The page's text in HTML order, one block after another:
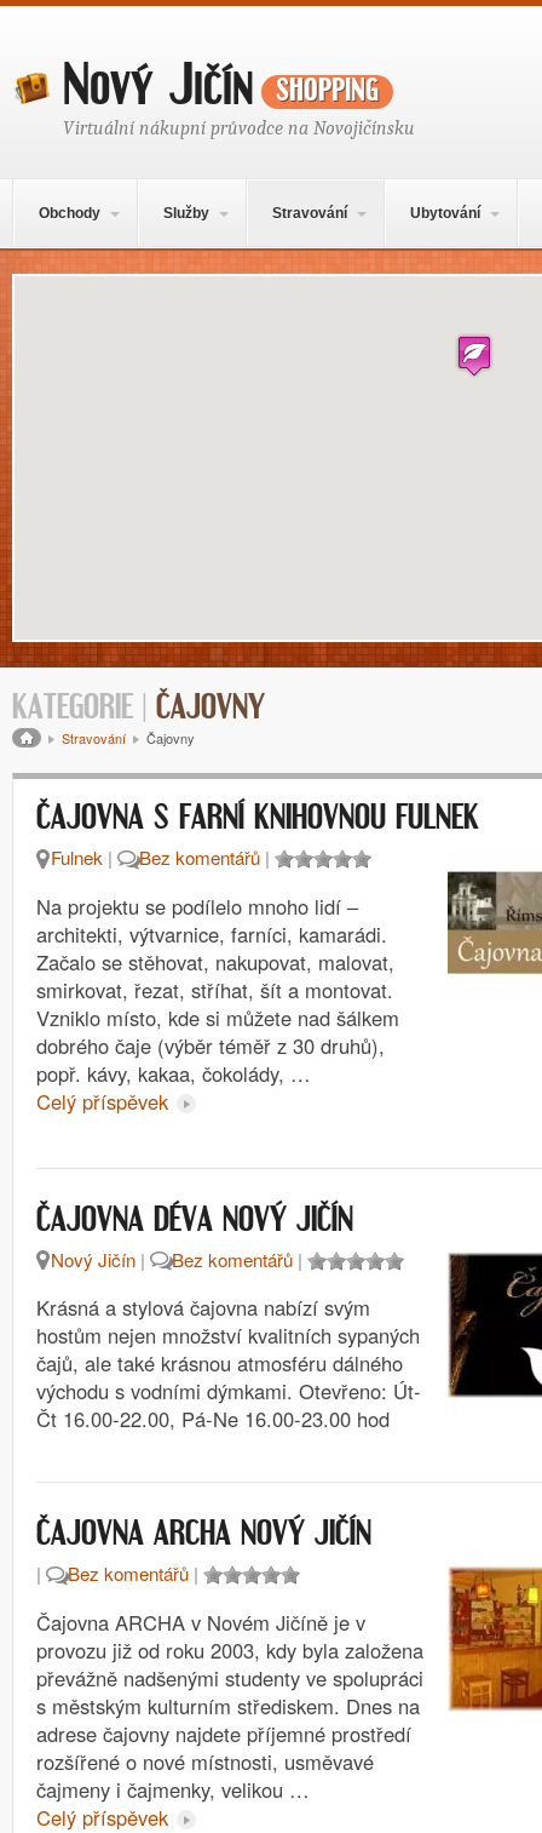
Nový Jičínshopping
Virtuální nákupní průvodce na Novojičínsku
Obchody Služby Stravování Ubytování
Mapa obsahu
KATEGORIE | ČAJOVNY
Drobečková navigace
Stravování Čajovny
ČAJOVNA S FARNÍ KNIHOVNOU FULNEK
Fulnek | Bez komentářů |
Na projektu se podílelo mnoho lidí –
architekti, výtvarnice, farníci, kamarádi.
Začalo se stěhovat, nakupovat, malovat,
smirkovat, řezat, stříhat, šít a montovat.
Vzniklo místo, kde si můžete nad šálkem
dobrého čaje (výběr téměř z 30 druhů),
popř. kávy, kakaa, čokolády, …
Celý příspěvek
ČAJOVNA DÉVA NOVÝ JIČÍN
Nový Jičín | Bez komentářů |
Krásná a stylová čajovna nabízí svým
hostům nejen množství kvalitních sypaných
čajů, ale také krásnou atmosféru dálného
východu s vodními dýmkami. Otevřeno: Út-
Čt 16.00-22.00, Pá-Ne 16.00-23.00 hod
ČAJOVNA ARCHA NOVÝ JIČÍN
| Bez komentářů |
Čajovna ARCHA v Novém Jičíně je v
provozu již od roku 2003, kdy byla založena
převážně nadšenými studenty ve spolupráci
s městským kulturním střediskem. Dnes na
adrese čajovny najdete příjemné prostředí
rozšířené o nové místnosti, usměvavé
čajmeny i čajmenky, velikou …
Celý příspěvek